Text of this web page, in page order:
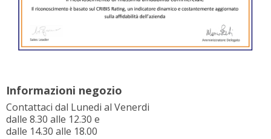
Informazioni negozio
Contattaci dal Lunedi al Venerdi
dalle 8.30 alle 12.30 e
dalle 14.30 alle 18.00